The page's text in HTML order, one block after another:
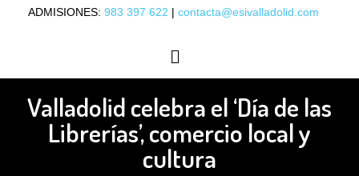
ADMISIONES: 983 397 622 | contacta@esivalladolid.com
Valladolid celebra el ‘Día de las
Librerías’, comercio local y
cultura